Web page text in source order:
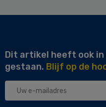
Dit artikel heeft ook
gestaan. Blijf op de
Uw